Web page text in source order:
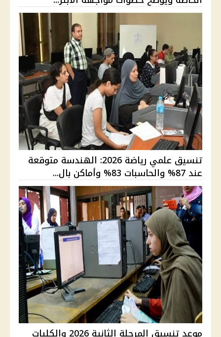
تنسيق علمي رياضة 2026: الهندسة متوقعة
عند 87% والحاسبات 83% وأماكن بال...
موعد تنسيق المرحلة الثانية 2026 والكليات